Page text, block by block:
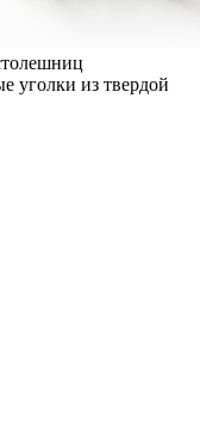
уголки из твердой